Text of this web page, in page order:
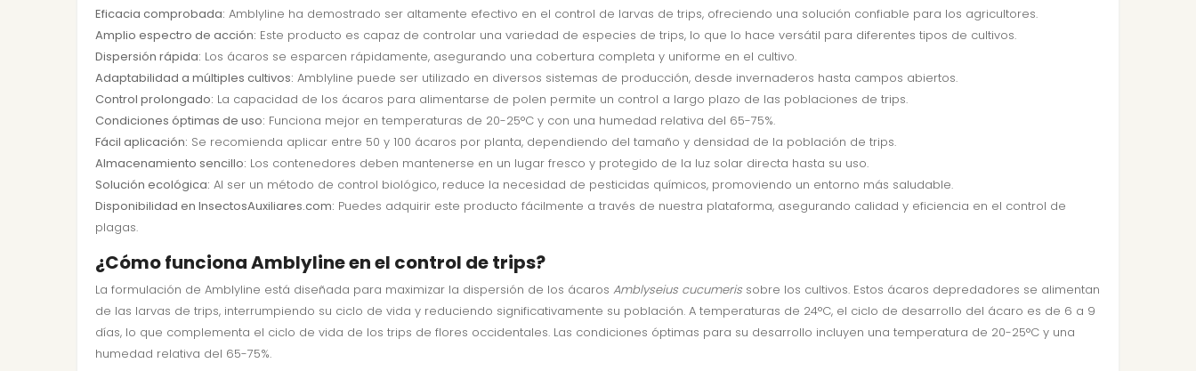
Eficacia comprobada: Amblyline ha demostrado ser altamente efectivo en el control de larvas de trips, ofreciendo una solución confiable para los agricultores.
Amplio espectro de acción: Este producto es capaz de controlar una variedad de especies de trips, lo que lo hace versátil para diferentes tipos de cultivos.
Dispersión rápida: Los ácaros se esparcen rápidamente, asegurando una cobertura completa y uniforme en el cultivo.
Adaptabilidad a múltiples cultivos: Amblyline puede ser utilizado en diversos sistemas de producción, desde invernaderos hasta campos abiertos.
Control prolongado: La capacidad de los ácaros para alimentarse de polen permite un control a largo plazo de las poblaciones de trips.
Condiciones óptimas de uso: Funciona mejor en temperaturas de 20-25°C y con una humedad relativa del 65-75%.
Fácil aplicación: Se recomienda aplicar entre 50 y 100 ácaros por planta, dependiendo del tamaño y densidad de la población de trips.
Almacenamiento sencillo: Los contenedores deben mantenerse en un lugar fresco y protegido de la luz solar directa hasta su uso.
Solución ecológica: Al ser un método de control biológico, reduce la necesidad de pesticidas químicos, promoviendo un entorno más saludable.
Disponibilidad en InsectosAuxiliares.com: Puedes adquirir este producto fácilmente a través de nuestra plataforma, asegurando calidad y eficiencia en el control de
plagas.
¿Cómo funciona Amblyline en el control de trips?
La formulación de Amblyline está diseñada para maximizar la dispersión de los ácaros Amblyseius cucumerissobre los cultivos. Estos ácaros depredadores se alimentan
de las larvas de trips, interrumpiendo su ciclo de vida y reduciendo significativamente su población. A temperaturas de 24°C, el ciclo de desarrollo del ácaro es de 6 a 9
días, lo que complementa el ciclo de vida de los trips de flores occidentales. Las condiciones óptimas para su desarrollo incluyen una temperatura de 20-25°C y una
humedad relativa del 65-75%.